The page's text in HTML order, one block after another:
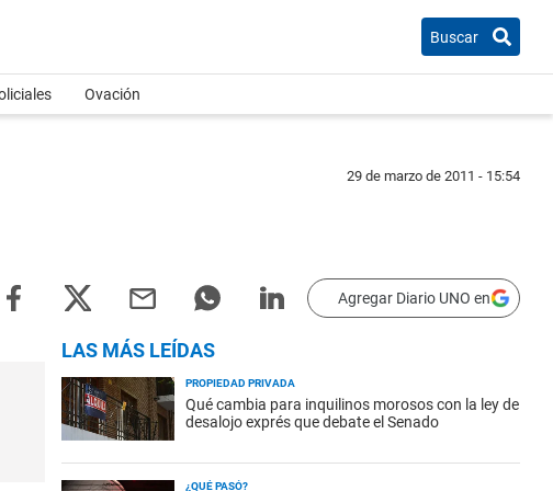
Buscar
Ovación
29 de marzo de 2011 - 15:54
Agregar Diario UNO en
LAS MÁS LEÍDAS
PROPIEDAD PRIVADA
Qué cambia para inquilinos morosos con la ley de
desalojo exprés que debate el Senado
¿QUÉ PASÓ?